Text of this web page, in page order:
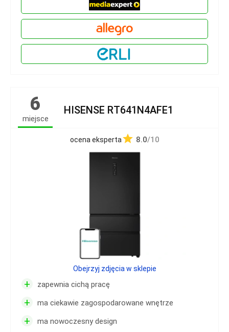
6
miejsce
HISENSE RT641N4AFE1
ocena eksperta 8.0/10
+ zapewnia cichą pracę
+ ma ciekawie zagospodarowane wnętrze
+ ma nowoczesny design
Obejrzyj zdjęcia w sklepie